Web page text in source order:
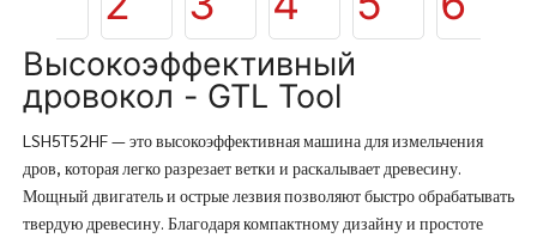
Высокоэффективный
дровокол - GTL Tool
LSH5T52HF — это высокоэффективная машина для измельчения
дров, которая легко разрезает ветки и раскалывает древесину.
Мощный двигатель и острые лезвия позволяют быстро обрабатывать
твердую древесину. Благодаря компактному дизайну и простоте